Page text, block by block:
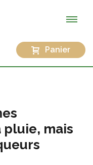
Panier
mais